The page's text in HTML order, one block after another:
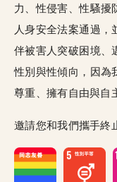
力、性侵害、性騷擾
人身安全法案通過
伴被害人突破困境、
性別與性傾向，因為
尊重、擁有自由與自
邀請您和我們攜手終